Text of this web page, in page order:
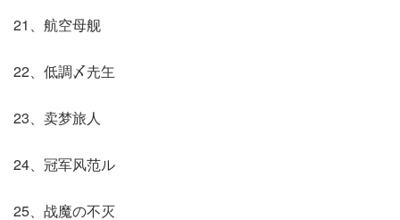
21、航空母舰
22、低調〆圥玍
23、卖梦旅人
24、冠军风范ル
25、战魔の不灭